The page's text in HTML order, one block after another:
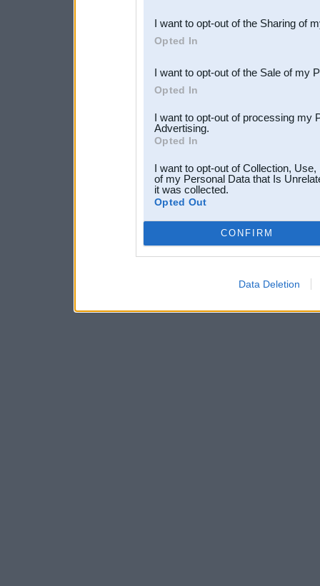
Downstream Participants
third parties.
I want to opt-out of the Sharing of
Opted In
I want to opt-out of the Sale of my
Opted In
I want to opt-out of processing my
Advertising.
Opted In
I want to opt-out of Collection,
of my Personal Data that Is
it was collected.
Opted Out
CONFIRM
Data Deletion